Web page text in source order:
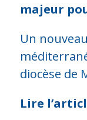
majeur
Un
diocèse de
Lire